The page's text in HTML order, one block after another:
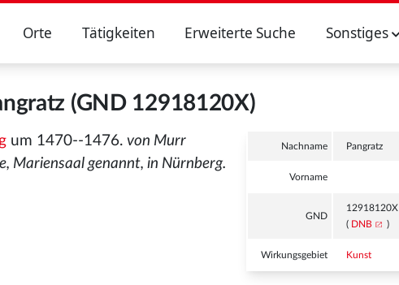
Orte Tätigkeiten Erweiterte Suche Sonstiges
(GND 12918120X)
Nachname Pangratz
Vorname
GND
12918120X
( DNB )
Wirkungsgebiet Kunst
um 1470--1476. von Murr
Mariensaal genannt, in Nürnberg.